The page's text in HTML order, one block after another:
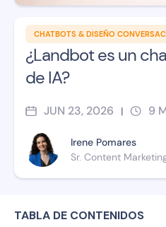
CHATBOTS & DISEÑO
¿Landbot es un
de IA?
JUN 23, 2026 | 9
Irene Pomares
Sr. Content
TABLA DE CONTENIDOS